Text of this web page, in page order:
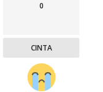
0
CINTA